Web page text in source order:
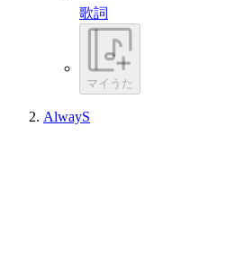
歌詞
マイうた
AlwayS